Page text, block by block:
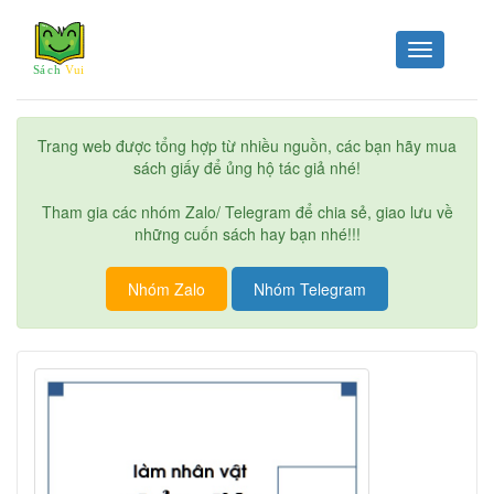
Toggle
navigation
Trang web được tổng hợp từ nhiều nguồn, các bạn hãy mua
sách giấy để ủng hộ tác giả nhé!
Tham gia các nhóm Zalo/ Telegram để chia sẻ, giao lưu về
những cuốn sách hay bạn nhé!!!
Nhóm Zalo Nhóm Telegram